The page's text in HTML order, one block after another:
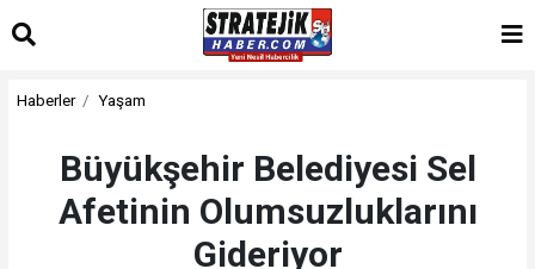
Haberler Yaşam
Büyükşehir Belediyesi Sel
Afetinin Olumsuzluklarını
Gideriyor